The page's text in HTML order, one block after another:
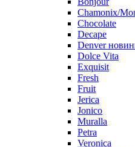
Chamonix/
Chocolate
Decape
Denver
Dolce Vita
Exquisit
Fresh
Fruit
Jerica
Jonico
Muralla
Petra
Veroniсa